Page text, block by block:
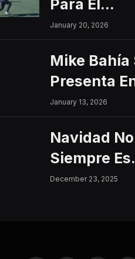
Para El
2026
January 20, 2026
Mike Bahía
Presenta
Centro
Con Un
Gratuito
January 13, 2026
Navidad No
Siempre Es
Sinónimo
December 23, 2025